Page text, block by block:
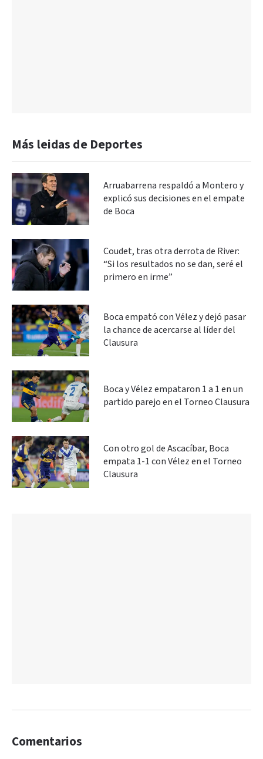
Más leidas de Deportes
Arruabarrena respaldó a Montero y
explicó sus decisiones en el empate
de Boca
Coudet, tras otra derrota de River:
“Si los resultados no se dan, seré el
primero en irme”
Boca empató con Vélez y dejó pasar
la chance de acercarse al líder del
Clausura
Boca y Vélez empataron 1 a 1 en un
partido parejo en el Torneo Clausura
Con otro gol de Ascacíbar, Boca
empata 1-1 con Vélez en el Torneo
Clausura
Comentarios